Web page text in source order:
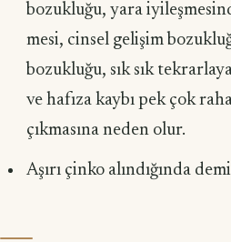
bozukluğu, yara
mesi, cinsel gelişim
bozukluğu, sık sık
ve hafıza kaybı pek çok
çıkmasına neden olur.
Aşırı çinko alındığında